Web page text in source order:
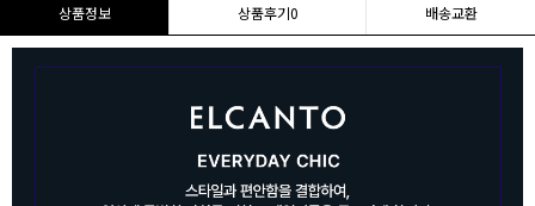
상품정보 상품후기0 배송교환